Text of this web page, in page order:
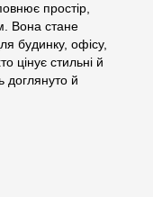
простір,
Вона стане
будинку, офісу,
цінує стильні й
доглянуто й